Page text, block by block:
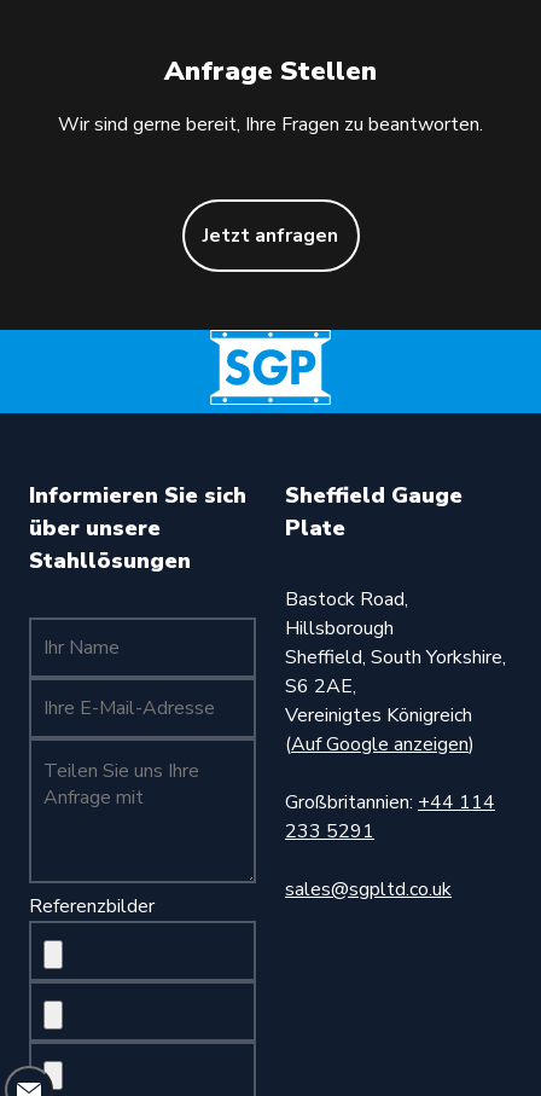
Anfrage Stellen
Wir sind gerne bereit, Ihre Fragen zu beantworten.
Jetzt anfragen
Informieren Sie sich
über unsere
Stahllösungen
Teilen Sie uns Ihre Anfrage mit (Pflichtfeld)
Referenzbilder
Sheffield Gauge
Plate
Bastock Road,
Hillsborough
Sheffield, South Yorkshire,
S6 2AE,
Vereinigtes Königreich
(Auf Google anzeigen)
Großbritannien: +44 114
233 5291
sales@sgpltd.co.uk